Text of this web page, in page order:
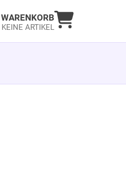
WARENKORB
KEINE ARTIKEL
Warenkorb